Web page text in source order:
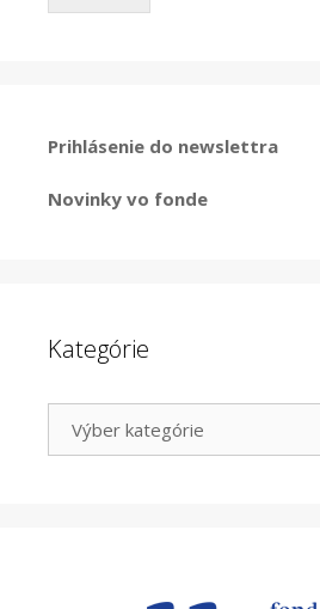
Prihlásenie do newslettra
Novinky vo fonde
Kategórie